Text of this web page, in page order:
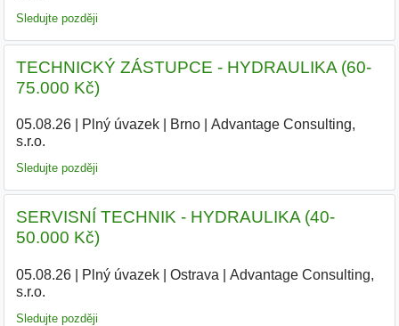
Sledujte později
TECHNICKÝ ZÁSTUPCE - HYDRAULIKA (60-
75.000 Kč)
05.08.26| Plný úvazek| Brno|
Advantage Consulting,
s.r.o.
Sledujte později
SERVISNÍ TECHNIK - HYDRAULIKA (40-
50.000 Kč)
05.08.26| Plný úvazek| Ostrava
Advantage Consulting,
s.r.o.
Sledujte později